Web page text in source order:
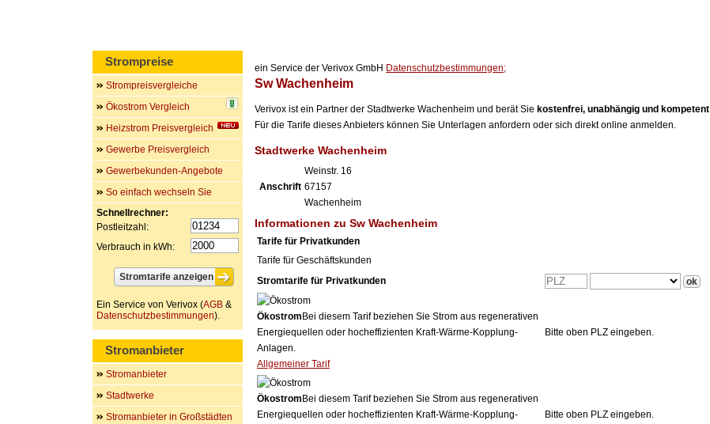
ein Service der Verivox GmbH Datenschutzbestimmungen;
Sw Wachenheim
Verivox ist ein Partner der Stadtwerke Wachenheim und berät Sie kostenfrei, unabhängig und kompetent
Für die Tarife dieses Anbieters können Sie Unterlagen anfordern oder sich direkt online anmelden.
Stadtwerke Wachenheim
Anschrift
Weinstr. 16
67157
Wachenheim
Informationen zu Sw Wachenheim
Tarife für Privatkunden
Tarife für Geschäftskunden
Stromtarife für Privatkunden
Ökostrom Bei diesem Tarif beziehen Sie Strom aus regenerativen
Energiequellen oder hocheffizienten Kraft-Wärme-Kopplung-
Anlagen.
Allgemeiner Tarif
Bitte oben PLZ eingeben.
Ökostrom Bei diesem Tarif beziehen Sie Strom aus regenerativen
Energiequellen oder hocheffizienten Kraft-Wärme-Kopplung-
Bitte oben PLZ eingeben.
Strompreise
Strompreisvergleiche
Ökostrom Vergleich
Heizstrom Preisvergleich
Gewerbe Preisvergleich
Gewerbekunden-Angebote
So einfach wechseln Sie
Schnellrechner:
Postleitzahl:
Verbrauch in kWh:
Ein Service von Verivox (AGB &
Datenschutzbestimmungen).
Stromanbieter
Stromanbieter
Stadtwerke
Stromanbieter in Großstädten